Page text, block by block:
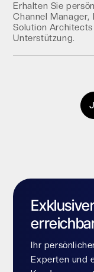
Erhalten Sie
Channel Manager,
Solution
Unterstützung.
Ihr
Experten und